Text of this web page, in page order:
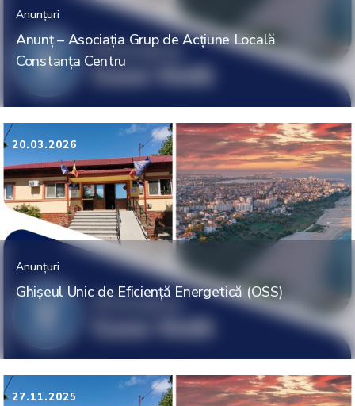
Anunțuri
Anunț – Asociația Grup de Acțiune Locală
Constanța Centru
20.03.2026
Anunțuri
Ghișeul Unic de Eficiență Energetică (OSS)
27.11.2025